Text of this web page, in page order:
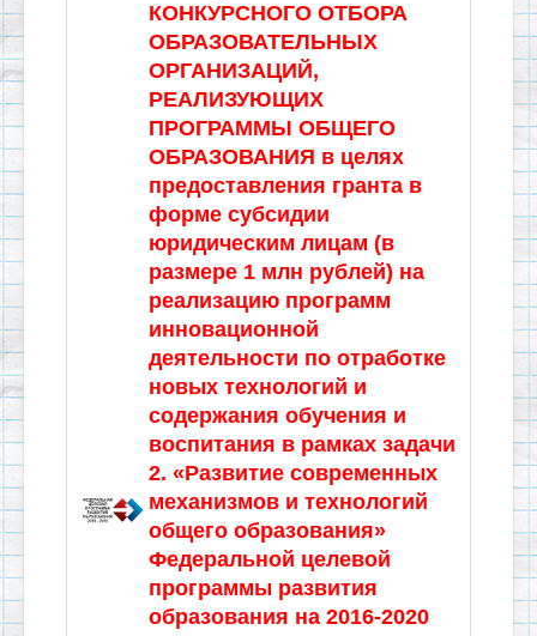
КОНКУРСНОГО ОТБОРА
ОБРАЗОВАТЕЛЬНЫХ
ОРГАНИЗАЦИЙ,
РЕАЛИЗУЮЩИХ
ПРОГРАММЫ ОБЩЕГО
ОБРАЗОВАНИЯ в целях
предоставления гранта в
форме субсидии
юридическим лицам (в
размере 1 млн рублей) на
реализацию программ
инновационной
деятельности по отработке
новых технологий и
содержания обучения и
воспитания в рамках задачи
2. «Развитие современных
механизмов и технологий
общего образования»
Федеральной целевой
программы развития
образования на 2016-2020